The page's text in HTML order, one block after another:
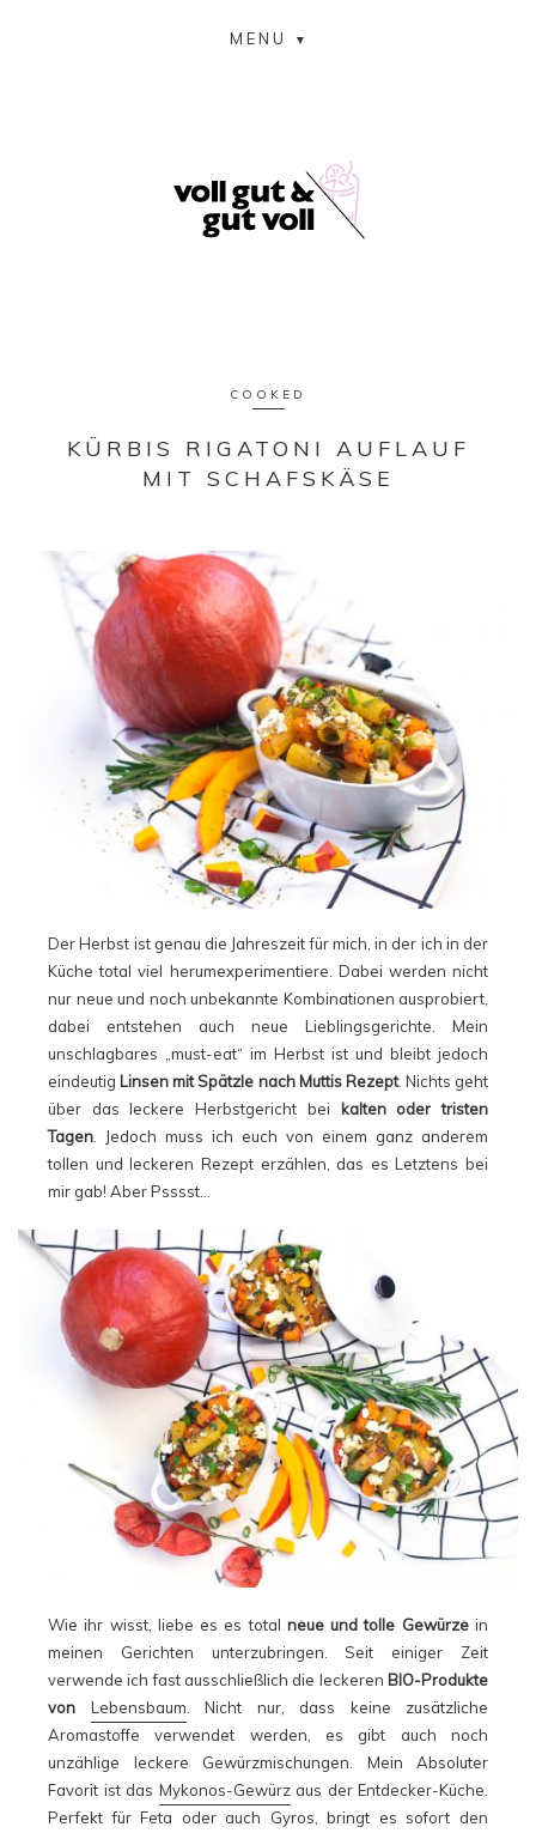
MENU
COOKED
KÜRBIS RIGATONI AUFLAUF
MIT SCHAFSKÄSE
Der Herbst ist genau die Jahreszeit für mich, in der ich in der
Küche total viel herumexperimentiere. Dabei werden nicht
nur neue und noch unbekannte Kombinationen ausprobiert,
dabei entstehen auch neue Lieblingsgerichte. Mein
unschlagbares „must-eat“ im Herbst ist und bleibt jedoch
eindeutig Linsen mit Spätzle nach Muttis Rezept. Nichts geht
über das leckere Herbstgericht bei kalten oder tristen
Tagen . Jedoch muss ich euch von einem ganz anderem
tollen und leckeren Rezept erzählen, das es Letztens bei
mir gab! Aber Psssst…
Wie ihr wisst, liebe es es total neue und tolle Gewürzein
meinen Gerichten unterzubringen. Seit einiger Zeit
verwende ich fast ausschließlich die leckeren BIO-Produkte
von Lebensbaum . Nicht nur, dass keine zusätzliche
Aromastoffe verwendet werden, es gibt auch noch
unzählige leckere Gewürzmischungen. Mein Absoluter
Favorit ist das Mykonos-Gewürzaus der Entdecker-Küche.
Perfekt für Feta oder auch Gyros, bringt es sofort den